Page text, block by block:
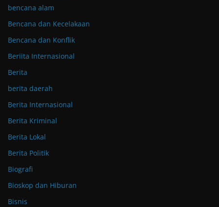
bencana alam
Bencana dan Kecelakaan
Bencana dan Konflik
Beriita Internasional
Berita
berita daerah
Berita Internasional
Berita Kriminal
Berita Lokal
Berita Politik
Biografi
Bioskop dan Hiburan
Bisnis